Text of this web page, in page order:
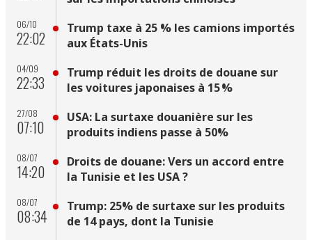
06/10
22:02
Trump taxe à 25 % les camions importés
aux États-Unis
04/09
22:33
Trump réduit les droits de douane sur
les voitures japonaises à 15 %
27/08
07:10
USA: La surtaxe douanière sur les
produits indiens passe à 50%
08/07
14:20
Droits de douane: Vers un accord entre
la Tunisie et les USA ?
08/07
08:34
Trump: 25% de surtaxe sur les produits
de 14 pays, dont la Tunisie